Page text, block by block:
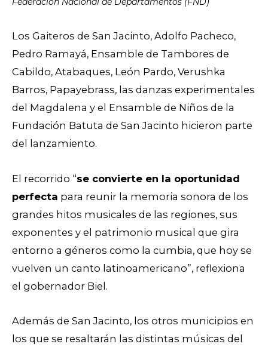
Los Gaiteros de San Jacinto, Adolfo Pacheco,
Pedro Ramayá, Ensamble de Tambores de
Cabildo, Atabaques, León Pardo, Verushka
Barros, Papayebrass, las danzas experimentales
del Magdalena y el Ensamble de Niños de la
Fundación Batuta de San Jacinto hicieron parte
del lanzamiento.
El recorrido “se convierte en la oportunidad
perfecta para reunir la memoria sonora de los
grandes hitos musicales de las regiones, sus
exponentes y el patrimonio musical que gira
entorno a géneros como la cumbia, que hoy se
vuelven un canto latinoamericano”, reflexiona
el gobernador Biel.
Además de San Jacinto, los otros municipios en
los que se resaltarán las distintas músicas del